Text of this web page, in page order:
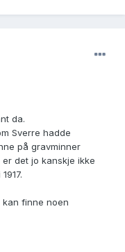
da.
Sverre hadde
på gravminner
det jo kanskje ikke
finne noen